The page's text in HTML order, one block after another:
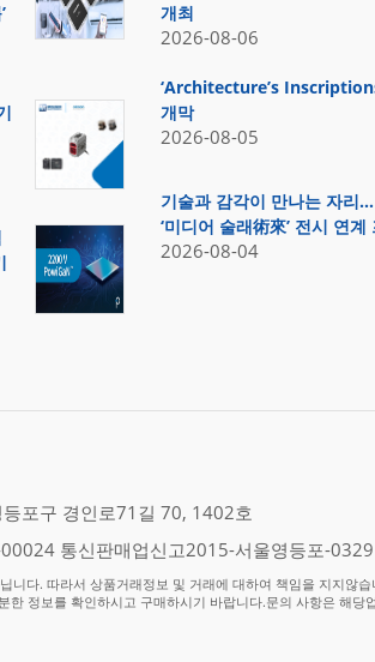
개최
2026-08-06
‘Architecture’s
개막
2026-08-05
기술과 감각이 만나는 자리
‘미디어 술래術來’ 전시 연
2026-08-04
포구 경인로71길 70, 1402호
통신판매업신고2015-서울영등포-0329
니다. 따라서 상품거래정보 및 거래에 대하여 책임을 지지않
정보를 확인하시고 구매하시기 바랍니다.문의 사항은 해당